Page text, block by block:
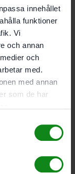
innehållet
funktioner
Vi
och annan
och
med.
med annan
som de har
infästning och